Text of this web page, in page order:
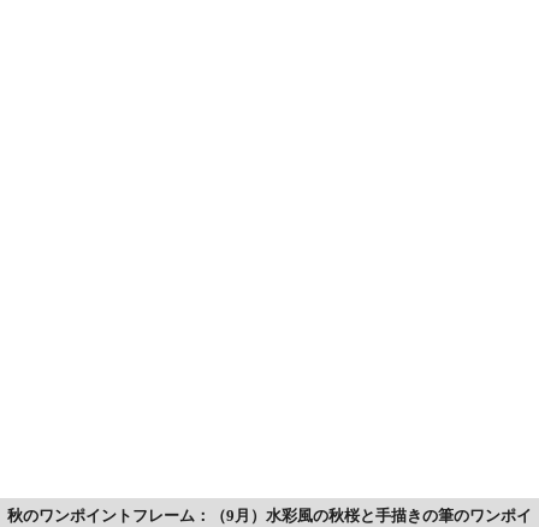
秋のワンポイントフレーム：（9月）水彩風の秋桜と手描きの筆のワンポイ